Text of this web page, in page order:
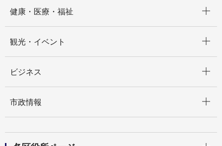
健康・医療・福祉
観光・イベント
ビジネス
市政情報